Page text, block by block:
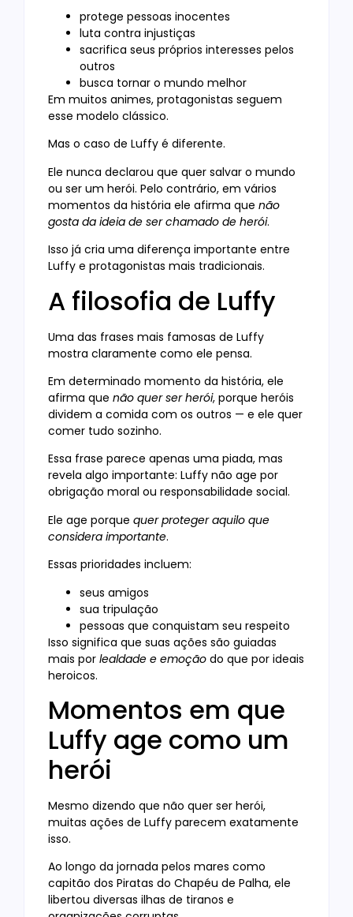
protege pessoas inocentes
luta contra injustiças
sacrifica seus próprios interesses pelos
outros
busca tornar o mundo melhor
Em muitos animes, protagonistas seguem
esse modelo clássico.
Mas o caso de Luffy é diferente.
Ele nunca declarou que quer salvar o mundo
ou ser um herói. Pelo contrário, em vários
momentos da história ele afirma que não
gosta da ideia de ser chamado de herói.
Isso já cria uma diferença importante entre
Luffy e protagonistas mais tradicionais.
A filosofia de Luffy
Uma das frases mais famosas de Luffy
mostra claramente como ele pensa.
Em determinado momento da história, ele
afirma que não quer ser herói, porque heróis
dividem a comida com os outros — e ele quer
comer tudo sozinho.
Essa frase parece apenas uma piada, mas
revela algo importante: Luffy não age por
obrigação moral ou responsabilidade social.
Ele age porque quer proteger aquilo que
considera importante.
Essas prioridades incluem:
seus amigos
sua tripulação
pessoas que conquistam seu respeito
Isso significa que suas ações são guiadas
mais por lealdade e emoção do que por ideais
heroicos.
Momentos em que
Luffy age como um
herói
Mesmo dizendo que não quer ser herói,
muitas ações de Luffy parecem exatamente
isso.
Ao longo da jornada pelos mares como
capitão dos Piratas do Chapéu de Palha, ele
libertou diversas ilhas de tiranos e